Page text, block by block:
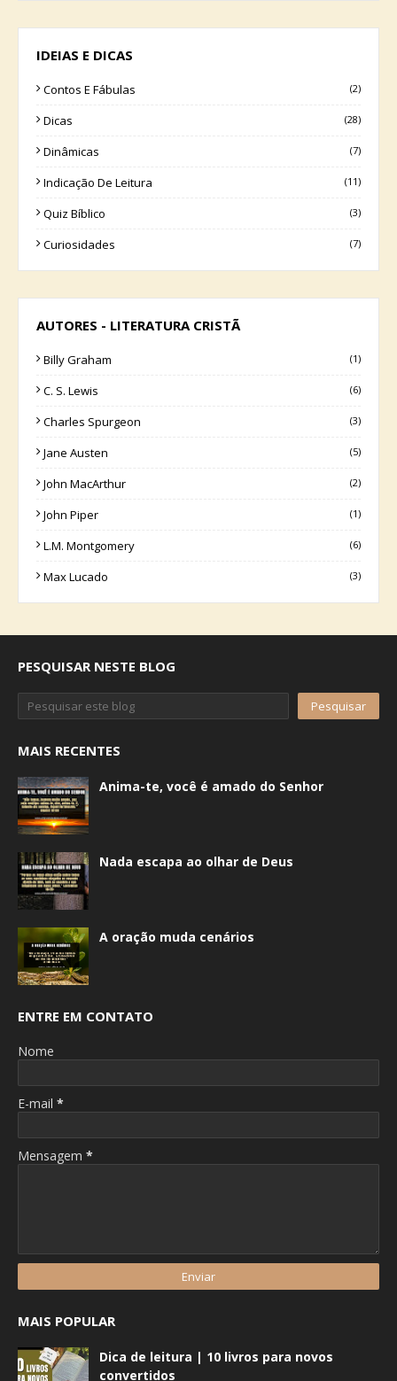
IDEIAS E DICAS
Contos E Fábulas (2)
Dicas (28)
Dinâmicas (7)
Indicação De Leitura (11)
Quiz Bíblico (3)
Curiosidades (7)
AUTORES - LITERATURA CRISTÃ
Billy Graham (1)
C. S. Lewis (6)
Charles Spurgeon (3)
Jane Austen (5)
John MacArthur (2)
John Piper (1)
L.M. Montgomery (6)
Max Lucado (3)
PESQUISAR NESTE BLOG
MAIS RECENTES
Anima-te, você é amado do Senhor
Nada escapa ao olhar de Deus
A oração muda cenários
ENTRE EM CONTATO
Nome
E-mail *
Mensagem *
MAIS POPULAR
Dica de leitura | 10 livros para novos
convertidos